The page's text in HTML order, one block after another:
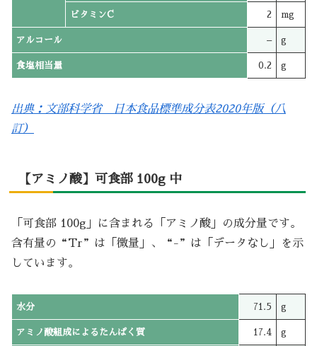
ビタミンC 2 mg
アルコール – g
食塩相当量 0.2 g
出典：文部科学省 日本食品標準成分表2020年版（八
訂）
【アミノ酸】可食部 100g 中
「可食部 100g」に含まれる「アミノ酸」の成分量です。
含有量の“Tr”は「微量」、“-”は「データなし」を示
しています。
水分 71.5 g
アミノ酸組成によるたんぱく質 17.4 g